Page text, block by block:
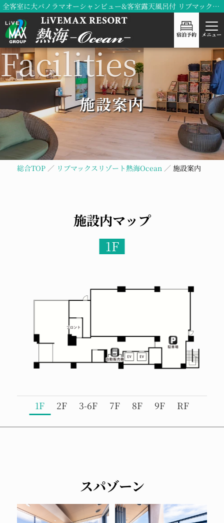
全客室に大パノラマオーシャンビュー&客室露天風呂付 リブマックスリゾート熱海Ocean
宿泊予約 メニュー
施設案内
総合TOP リブマックスリゾート熱海Ocean 施設案内
施設内マップ
1F
1F 2F 3-6F 7F 8F 9F RF
スパゾーン